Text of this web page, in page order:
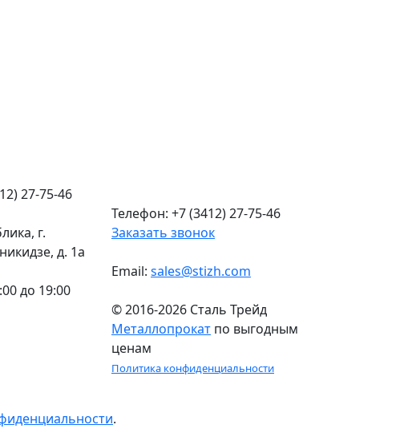
27-75-46
г.
д. 1а
до 19:00
Телефон: +7 (3412) 27-75-46
Заказать звонок
Email: sales@stizh.com
© 2016-2026 Сталь Трейд
Металлопрокат по выгодным
ценам
Политика конфиденциальности
.